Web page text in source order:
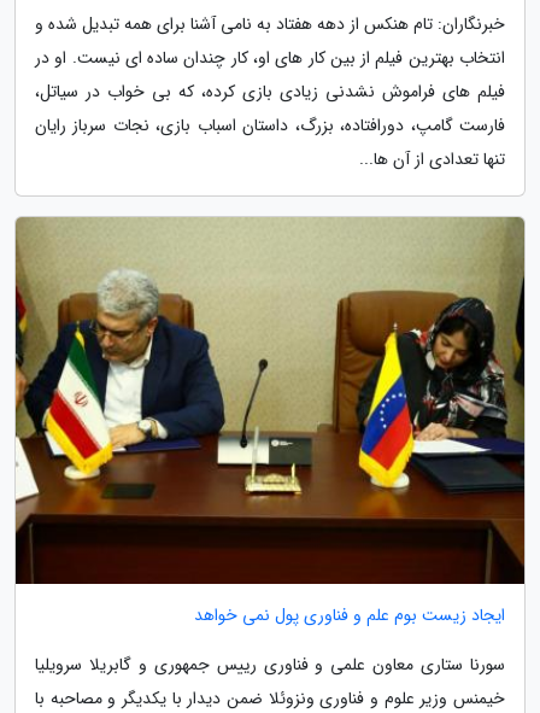
خبرنگاران: تام هنکس از دهه هفتاد به نامی آشنا برای همه تبدیل شده و
انتخاب بهترین فیلم از بین کار های او، کار چندان ساده ای نیست. او در
فیلم های فراموش نشدنی زیادی بازی کرده، که بی خواب در سیاتل،
فارست گامپ، دورافتاده، بزرگ، داستان اسباب بازی، نجات سرباز رایان
تنها تعدادی از آن ها...
ایجاد زیست بوم علم و فناوری پول نمی خواهد
سورنا ستاری معاون علمی و فناوری رییس جمهوری و گابریلا سرویلیا
خیمنس وزیر علوم و فناوری ونزوئلا ضمن دیدار با یکدیگر و مصاحبه با